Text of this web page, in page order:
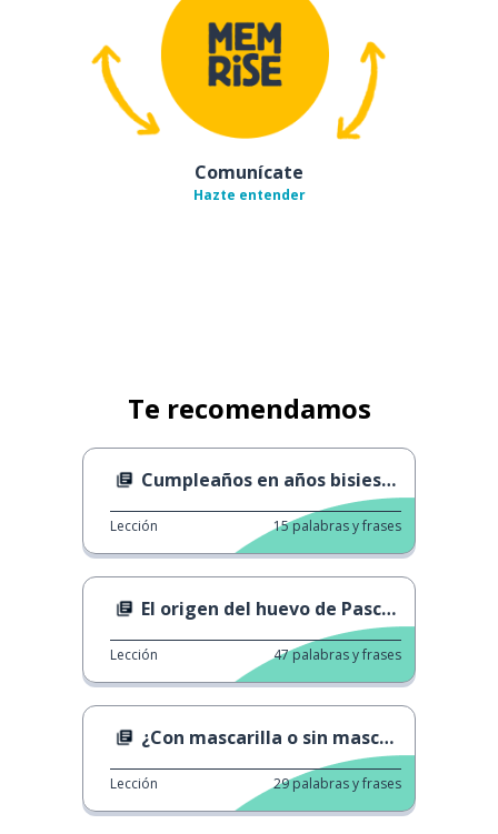
Comunícate
Hazte entender
Te recomendamos
Cumpleaños en años bisiestos
Lección 15palabras y frases
El origen del huevo de Pascua
Lección 47palabras y frases
¿Con mascarilla o sin mascarilla?
Lección 29palabras y frases